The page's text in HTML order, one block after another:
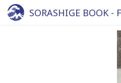
SORASHIGE BOOK